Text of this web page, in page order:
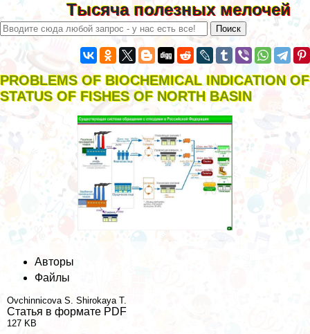
Тысяча полезных мелочей
PROBLEMS OF BIOCHEMICAL INDICATION OF
STATUS OF FISHES OF NORTH BASIN
Авторы
Файлы
Ovchinnicova S. Shirokaya T.
Статья в формате PDF
127 KB